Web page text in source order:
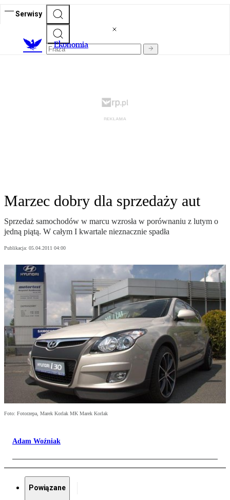
Serwisy
Ekonomia
Marzec dobry dla sprzedaży aut
Sprzedaż samochodów w marcu wzrosła w porównaniu z lutym o
jedną piątą. W całym I kwartale nieznacznie spadła
Publikacja: 05.04.2011 04:00
Foto: Fotorzepa, Marek Korlak MK Marek Korlak
Adam Woźniak
Powiązane